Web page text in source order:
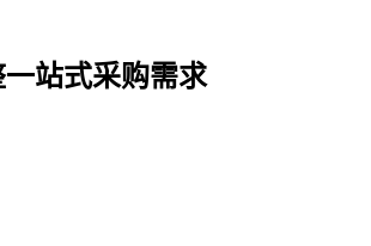
”盛会。
秋交会在上海新国际博览中心（浦东
质资源，高效开拓市场新增量！